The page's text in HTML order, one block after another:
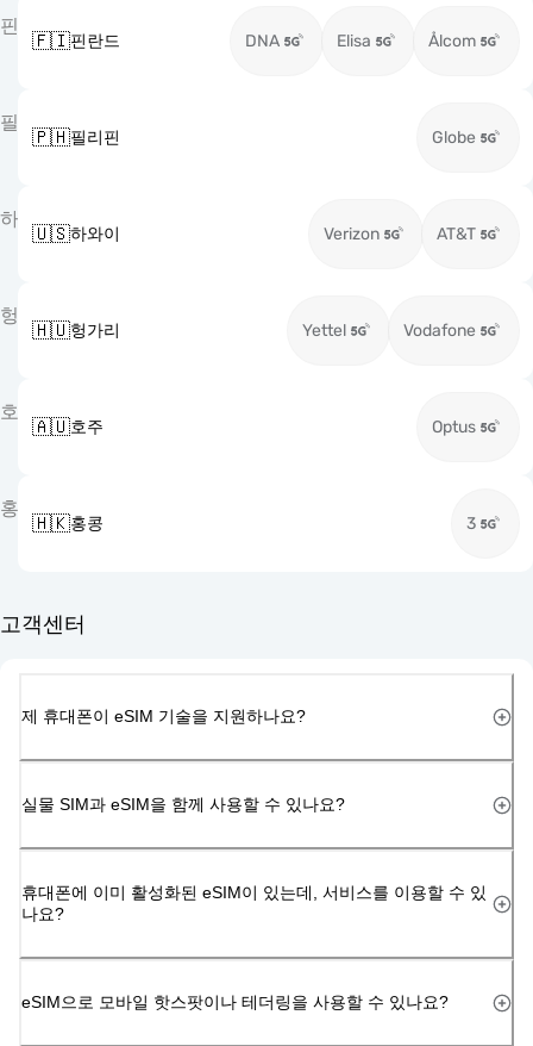
핀
🇫🇮핀란드 DNA Elisa Ålcom
필
🇵🇭필리핀 Globe
하
🇺🇸하와이 Verizon AT&T
헝
🇭🇺헝가리 Yettel Vodafone
호
🇦🇺호주 Optus
홍
🇭🇰홍콩 3
고객센터
제 휴대폰이 eSIM 기술을 지원하나요?
실물 SIM과 eSIM을 함께 사용할 수 있나요?
휴대폰에 이미 활성화된 eSIM이 있는데, 서비스를 이용할 수 있
나요?
eSIM으로 모바일 핫스팟이나 테더링을 사용할 수 있나요?